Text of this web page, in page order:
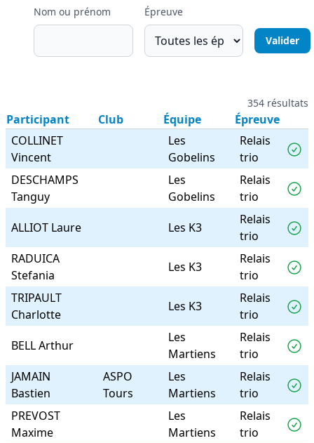
Nom ou prénom Épreuve
354 résultats
Participant Club Équipe
Épreuve
COLLINET
Vincent
Les
Gobelins
Relais
trio
DESCHAMPS
Tanguy
Les
Gobelins
Relais
trio
ALLIOT Laure
Les K3
Relais
trio
RADUICA
Stefania
Les K3
Relais
trio
TRIPAULT
Charlotte
Les K3
Relais
trio
BELL Arthur
Les
Martiens
Relais
trio
JAMAIN
Bastien
ASPO
Tours
Les
Martiens
Relais
trio
PREVOST
Maxime
Les
Martiens
Relais
trio